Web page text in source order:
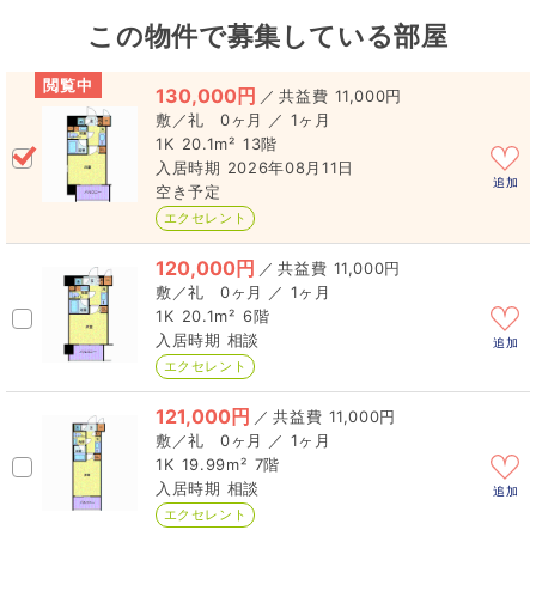
この物件で募集している部屋
130,000円 ／
11,000円
0ヶ月 ／ 1ヶ月
1K 20.1m² 13階
2026年08月11日
空き予定
エクセレント
閲覧中
追加
120,000円 ／
11,000円
0ヶ月 ／ 1ヶ月
1K 20.1m² 6階
相談
エクセレント
追加
121,000円 ／
11,000円
0ヶ月 ／ 1ヶ月
1K 19.99m² 7階
相談
エクセレント
追加